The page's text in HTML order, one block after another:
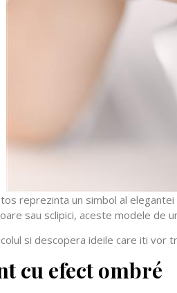
reprezinta un simbol al
sau sclipici, aceste modele de
si descopera ideile care iti vor
cu efect ombré